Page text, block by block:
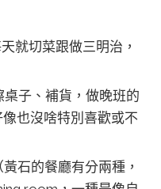
就切菜跟做三明治，
子、補貨，做晚班的
也沒啥特別喜歡或不
石的餐廳有分兩種，